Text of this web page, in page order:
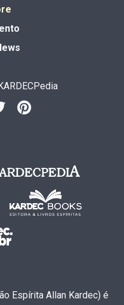
Espírita Allan Kardec) é